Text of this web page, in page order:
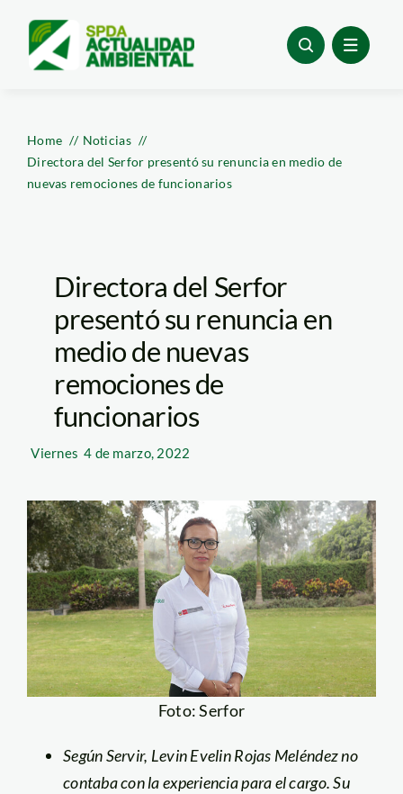
content
Home
Noticias
Directora del Serfor presentó su renuncia en medio de
nuevas remociones de funcionarios
Directora del Serfor
presentó su renuncia en
medio de nuevas
remociones de
funcionarios
Viernes 4 de marzo, 2022
Foto: Serfor
Según Servir, Levin Evelin Rojas Meléndez no
contaba con la experiencia para el cargo. Su